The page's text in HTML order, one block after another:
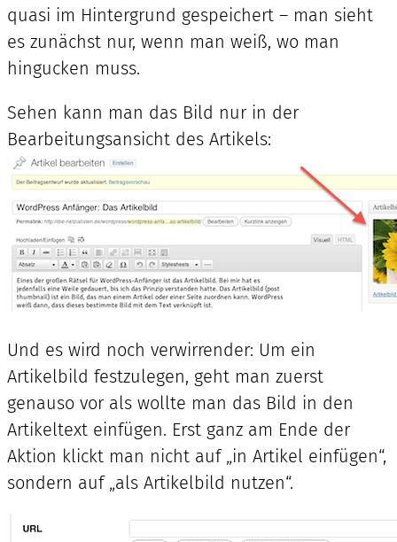
quasi im Hintergrund gespeichert – man sieht
es zunächst nur, wenn man weiß, wo man
hingucken muss.
Sehen kann man das Bild nur in der
Bearbeitungsansicht des Artikels:
Und es wird noch verwirrender: Um ein
Artikelbild festzulegen, geht man zuerst
genauso vor als wollte man das Bild in den
Artikeltext einfügen. Erst ganz am Ende der
Aktion klickt man nicht auf „in Artikel einfügen“,
sondern auf „als Artikelbild nutzen“.